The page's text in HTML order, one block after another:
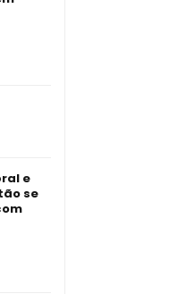
e
se